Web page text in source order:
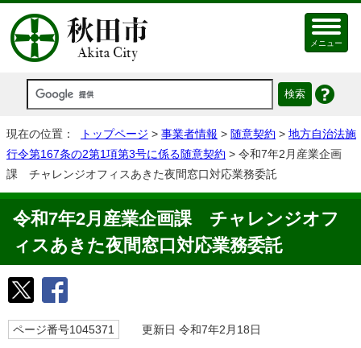
メニュー
現在の位置： トップページ > 事業者情報 > 随意契約 > 地方自治法施
行令第167条の2第1項第3号に係る随意契約 > 令和7年2月産業企画
課 チャレンジオフィスあきた夜間窓口対応業務委託
令和7年2月産業企画課 チャレンジオフ
ィスあきた夜間窓口対応業務委託
ページ番号1045371 更新日 令和7年2月18日